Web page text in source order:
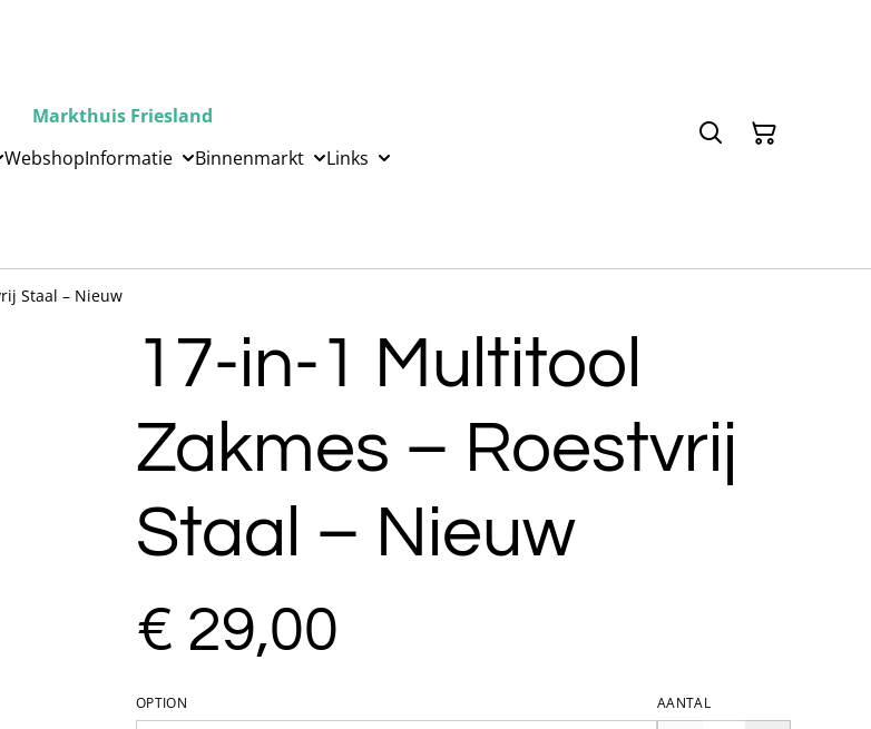
Markthuis Friesland
WebshopInformatie Binnenmarkt Links
Staal – Nieuw
17‑in‑1 Multitool
Zakmes – Roestvrij
Staal – Nieuw
€ 29,00
OPTION AANTAL